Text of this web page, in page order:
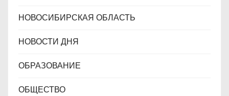
НОВОСИБИРСКАЯ ОБЛАСТЬ
НОВОСТИ ДНЯ
ОБРАЗОВАНИЕ
ОБЩЕСТВО